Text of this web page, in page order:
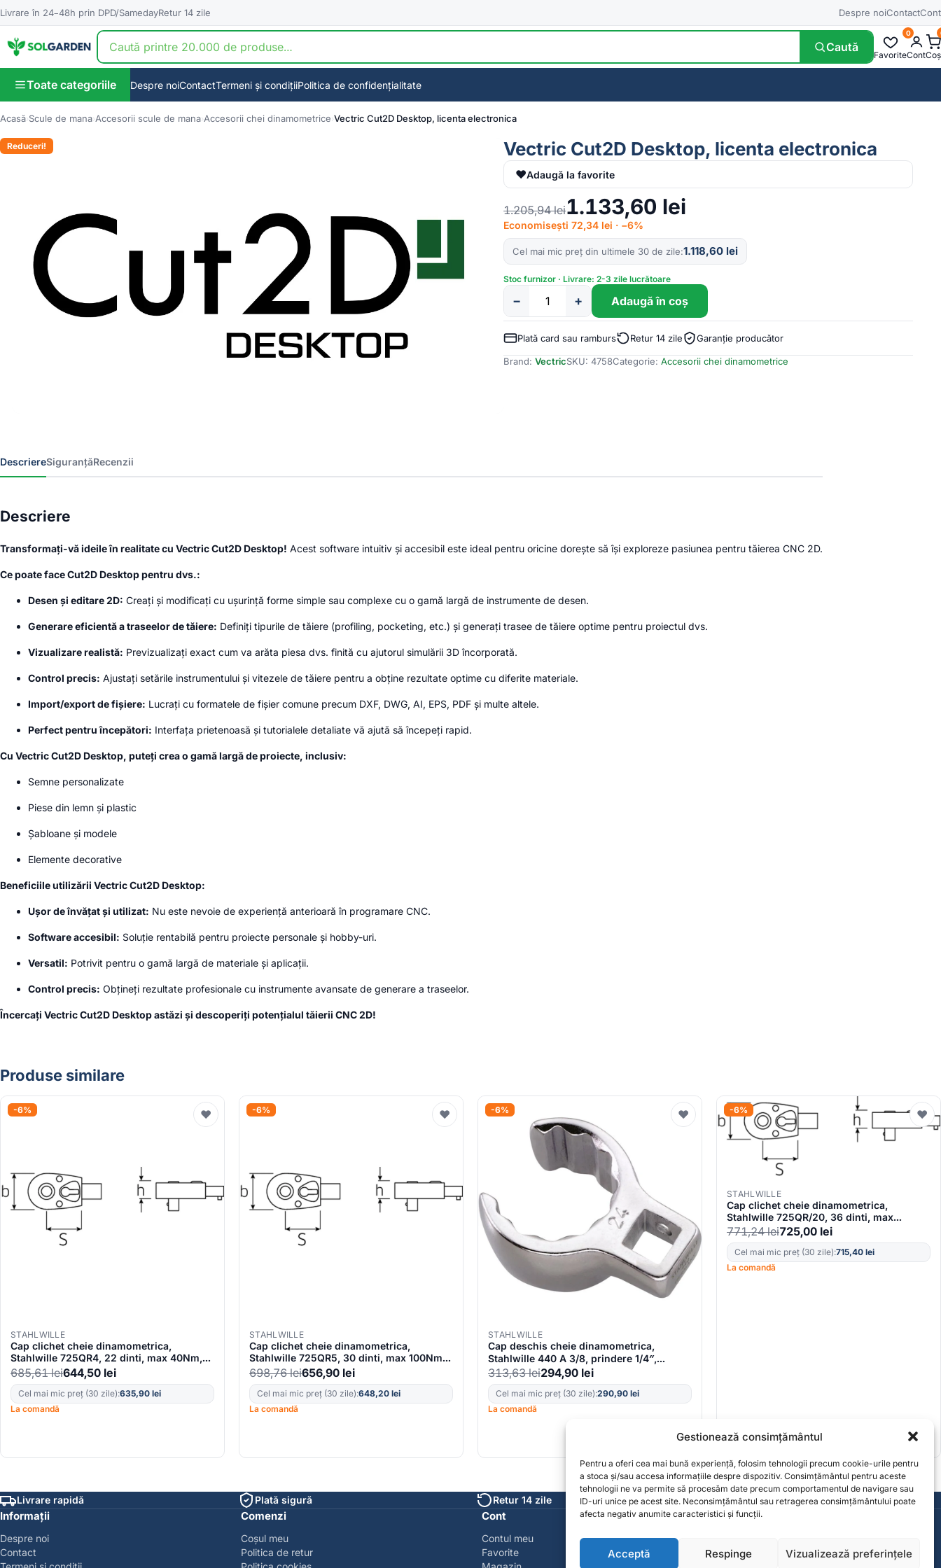
Gestionează consimțământul
Pentru a oferi cea mai bună experiență, folosim tehnologii precum cookie-urile pentru
a stoca și/sau accesa informațiile despre dispozitiv. Consimțământul pentru aceste
tehnologii ne va permite să procesăm date precum comportamentul de navigare sau
ID-uri unice pe acest site. Neconsimțământul sau retragerea consimțământului poate
afecta negativ anumite caracteristici și funcții.
Acceptă Respinge Vizualizează preferințele
Livrare în 24–48h prin DPD/SamedayRetur 14 zile Despre noiContactCont
Caută
Favorite
0
ContCoș
Toate categoriile Despre noiContactTermeni și condițiiPolitica de confidențialitate
Acasă Scule de mana Accesorii scule de mana Accesorii chei dinamometrice Vectric Cut2D Desktop, licenta electronica
Reduceri! Vectric Cut2D Desktop, licenta electronica
♥Adaugă la favorite
1.205,94lei1.133,60 lei
Economisești 72,34 lei · −6%
Cel mai mic preț din ultimele 30 de zile 1.118,60 lei
Stoc furnizor · Livrare: 2-3 zile lucrătoare
Cantitate
Vectric
Cut2D
licenta
− + Adaugă în coș
Plată card sau ramburs Retur 14 zile Garanție producător
Brand:VectricSKU:4758Categorie:Accesorii chei dinamometrice
DescriereSiguranțăRecenzii
Descriere
Transformați-vă ideile în realitate cu Vectric Cut2D Desktop! Acest software intuitiv și accesibil este ideal pentru oricine dorește să își exploreze pasiunea pentru tăierea CNC 2D.
Ce poate face Cut2D Desktop pentru dvs.:
Desen și editare 2D: Creați și modificați cu ușurință forme simple sau complexe cu o gamă largă de instrumente de desen.
Generare eficientă a traseelor de tăiere: Definiți tipurile de tăiere (profiling, pocketing, etc.) și generați trasee de tăiere optime pentru proiectul dvs.
Vizualizare realistă: Previzualizați exact cum va arăta piesa dvs. finită cu ajutorul simulării 3D încorporată.
Control precis: Ajustați setările instrumentului și vitezele de tăiere pentru a obține rezultate optime cu diferite materiale.
Import/export de fișiere: Lucrați cu formatele de fișier comune precum DXF, DWG, AI, EPS, PDF și multe altele.
Perfect pentru începători: Interfața prietenoasă și tutorialele detaliate vă ajută să începeți rapid.
Cu Vectric Cut2D Desktop, puteți crea o gamă largă de proiecte, inclusiv:
Semne personalizate
Piese din lemn și plastic
Șabloane și modele
Elemente decorative
Beneficiile utilizării Vectric Cut2D Desktop:
Ușor de învățat și utilizat: Nu este nevoie de experiență anterioară în programare CNC.
Software accesibil: Soluție rentabilă pentru proiecte personale și hobby-uri.
Versatil: Potrivit pentru o gamă largă de materiale și aplicații.
Control precis: Obțineți rezultate profesionale cu instrumente avansate de generare a traseelor.
Încercați Vectric Cut2D Desktop astăzi și descoperiți potențialul tăierii CNC 2D!
Produse similare
-6% ♥
STAHLWILLE
Cap clichet cheie dinamometrica,
Stahlwille 725QR4, 22 dinti, max 40Nm,
prindere 9×12 mm, patrat 1/4″
685,61lei644,50 lei
Cel mai mic preț (30 zile):635,90 lei
La comandă
-6% ♥
STAHLWILLE
Cap clichet cheie dinamometrica,
Stahlwille 725QR5, 30 dinti, max 100Nm,
prindere 9×12 mm, patrat 3/8″
698,76lei656,90 lei
Cel mai mic preț (30 zile):648,20 lei
La comandă
-6% ♥
STAHLWILLE
Cap deschis cheie dinamometrica,
Stahlwille 440 A 3/8, prindere 1/4″,
deschidere 3/8″
313,63lei294,90 lei
Cel mai mic preț (30 zile):290,90 lei
La comandă
-6% ♥
STAHLWILLE
Cap clichet cheie dinamometrica,
Stahlwille 725QR/20, 36 dinti, max
200Nm, prindere 14×18 mm, patrat 1/2″
771,24lei725,00 lei
Cel mai mic preț (30 zile):715,40 lei
La comandă
Livrare rapidă Plată sigură Retur 14 zile Consultanță de la specialiști
Informații
Despre noi
Contact
Comenzi
Coșul meu
Politica de retur
Cont
Contul meu
Favorite
Contact